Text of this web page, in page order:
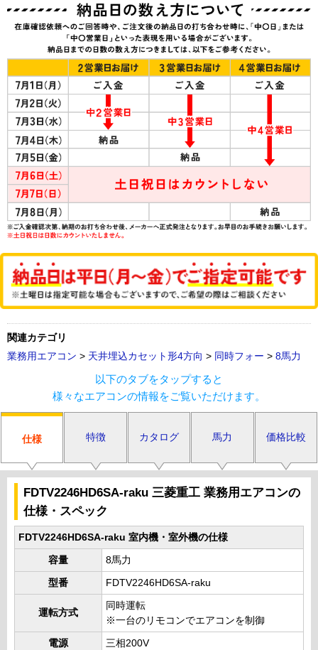
関連カテゴリ
業務用エアコン > 天井埋込カセット形4方向 > 同時フォー > 8馬力
以下のタブをタップすると
様々なエアコンの情報をご覧いただけます。
仕様 特徴 カタログ 馬力 価格比較
FDTV2246HD6SA-raku 三菱重工 業務用エアコンの
仕様・スペック
FDTV2246HD6SA-raku 室内機・室外機の仕様
容量 8馬力
型番 FDTV2246HD6SA-raku
運転方式
同時運転
※一台のリモコンでエアコンを制御
電源 三相200V